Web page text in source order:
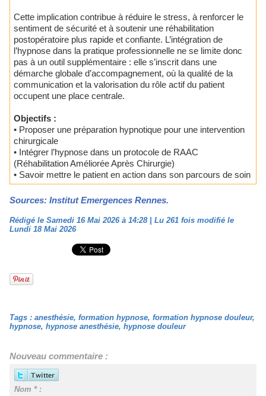
Cette implication contribue à réduire le stress, à renforcer le
sentiment de sécurité et à soutenir une réhabilitation
postopératoire plus rapide et confiante. L’intégration de
l’hypnose dans la pratique professionnelle ne se limite donc
pas à un outil supplémentaire : elle s’inscrit dans une
démarche globale d’accompagnement, où la qualité de la
communication et la valorisation du rôle actif du patient
occupent une place centrale.
Objectifs :
• Proposer une préparation hypnotique pour une intervention
chirurgicale
• Intégrer l’hypnose dans un protocole de RAAC
(Réhabilitation Améliorée Après Chirurgie)
• Savoir mettre le patient en action dans son parcours de soin
Sources: Institut Emergences Rennes.
Rédigé le Samedi 16 Mai 2026 à 14:28 | Lu 261 fois modifié le
Lundi 18 Mai 2026
Tags : anesthésie, formation hypnose, formation hypnose douleur,
hypnose, hypnose anesthésie, hypnose douleur
Nouveau commentaire :
Nom * :